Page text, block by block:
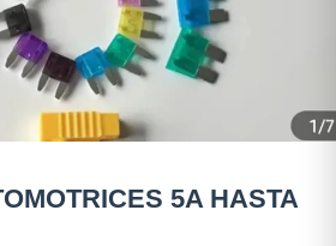
5A HASTA